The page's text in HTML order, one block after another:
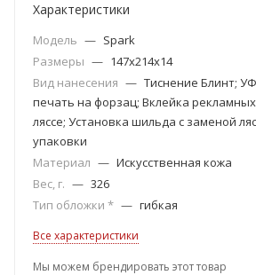
Характеристики
Модель — Spark
Размеры — 147x214x14
Вид нанесения — Тиснение Блинт;
печать на форзац; Вклейка
ляссе; Установка шильда с заменой
упаковки
Материал — Искусственная кожа
Вес, г. — 326
Тип обложки * — гибкая
Все характеристики
Мы можем брендировать этот товар